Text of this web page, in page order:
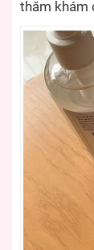
thăm khám